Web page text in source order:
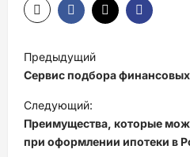
Н
а
в
и
г
Предыдущий
Сервис подбора
Следующий:
Преимущества, которые
при оформлении ипотеки в